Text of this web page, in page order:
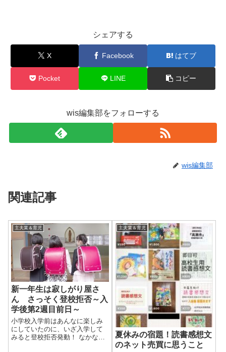
シェアする
X Facebook はてブ
Pocket LINE コピー
wis編集部をフォローする
wis編集部
関連記事
主夫業＆育児
新一年生は寂しがり屋さ
ん さっそく登校拒否～入
学後第2週目前日～
小学校入学前はあんなに楽しみ
にしていたのに、いざ入学して
みると登校拒否発動！ なかなか
主夫業＆育児
夏休みの宿題！読書感想文
のネット売買に思うこと